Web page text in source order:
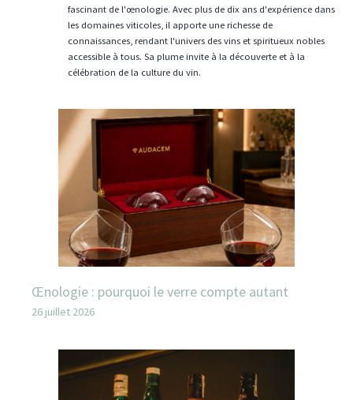
fascinant de l'œnologie. Avec plus de dix ans d'expérience dans
les domaines viticoles, il apporte une richesse de
connaissances, rendant l'univers des vins et spiritueux nobles
accessible à tous. Sa plume invite à la découverte et à la
célébration de la culture du vin.
Œnologie : pourquoi le verre compte autant
26 juillet 2026